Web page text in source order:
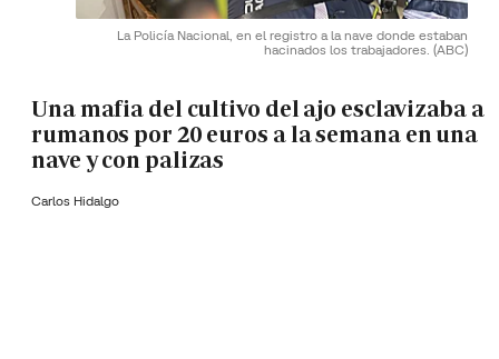
La Policía Nacional, en el registro a la nave donde estaban
hacinados los trabajadores. (ABC)
Una mafia del cultivo del ajo esclavizaba a
rumanos por 20 euros a la semana en una
nave y con palizas
Carlos Hidalgo